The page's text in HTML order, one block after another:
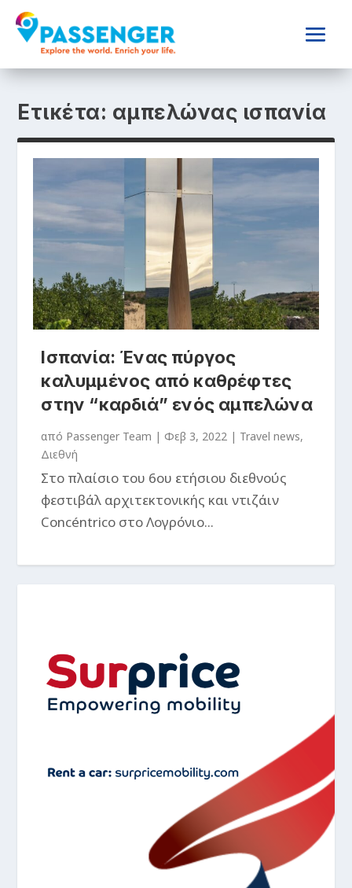
Ετικέτα: αμπελώνας ισπανία
Ισπανία: Ένας πύργος
καλυμμένος από καθρέφτες
στην “καρδιά” ενός αμπελώνα
από Passenger Team | Φεβ 3, 2022 | Travel news,
Διεθνή
Στο πλαίσιο του 6ου ετήσιου διεθνούς
φεστιβάλ αρχιτεκτονικής και ντιζάιν
Concéntrico στο Λογρόνιο...